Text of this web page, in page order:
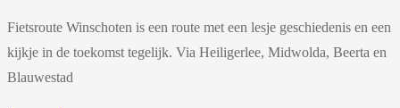
Fietsroute Winschoten is een route met een lesje geschiedenis en een
kijkje in de toekomst tegelijk. Via Heiligerlee, Midwolda, Beerta en
Blauwestad